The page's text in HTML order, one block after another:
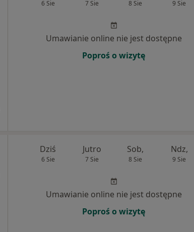
6 Sie 7 Sie 8 Sie 9 Sie
Umawianie online nie jest dostępne
Poproś o wizytę
Dziś
6 Sie
Jutro
7 Sie
Sob,
8 Sie
Ndz,
9 Sie
Umawianie online nie jest dostępne
Poproś o wizytę